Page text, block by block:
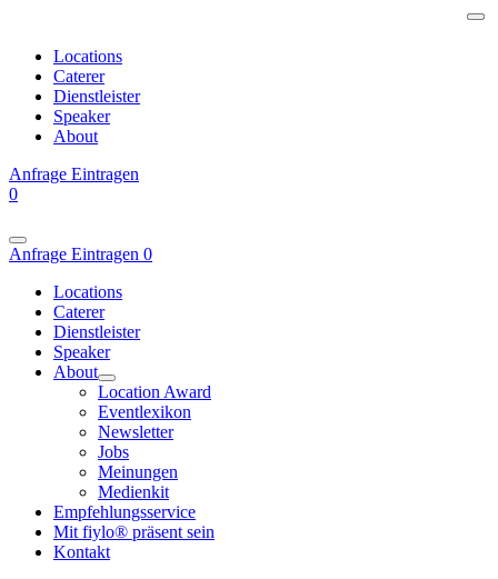
Locations
Caterer
Dienstleister
Speaker
About
Anfrage Eintragen
0
Anfrage Eintragen 0
Locations
Caterer
Dienstleister
Speaker
About
Location Award
Eventlexikon
Newsletter
Jobs
Meinungen
Medienkit
Empfehlungsservice
Mit fiylo® präsent sein
Kontakt